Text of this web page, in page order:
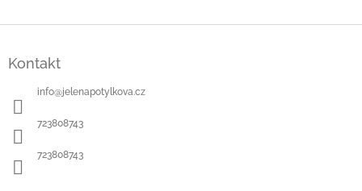
Kontakt
info@jelenapotylkova.cz
723808743
723808743